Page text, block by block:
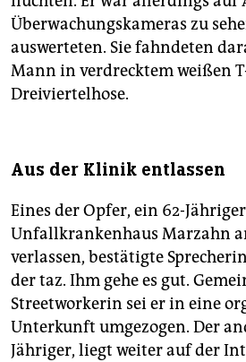
Überwachungskameras zu
auswerteten. Sie fahndeten
Mann in verdrecktem weißen
Dreiviertelhose.
Aus der Klinik entlassen
Eines der Opfer, ein 62-
Unfallkrankenhaus Marzahn
verlassen, bestätigte
der taz. Ihm gehe es gut.
Streetworkerin sei er in eine
Unterkunft umgezogen. Der
Jähriger, liegt weiter auf der